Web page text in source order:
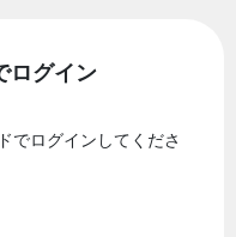
ログイン
でログインしてくださ